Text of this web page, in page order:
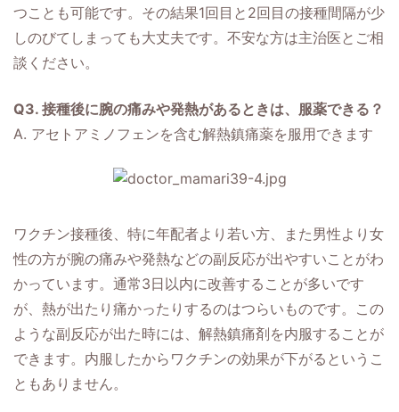
つことも可能です。その結果1回目と2回目の接種間隔が少
しのびてしまっても大丈夫です。不安な方は主治医とご相
談ください。
Q3. 接種後に腕の痛みや発熱があるときは、服薬できる？
A. アセトアミノフェンを含む解熱鎮痛薬を服用できます
ワクチン接種後、特に年配者より若い方、また男性より女
性の方が腕の痛みや発熱などの副反応が出やすいことがわ
かっています。通常3日以内に改善することが多いです
が、熱が出たり痛かったりするのはつらいものです。この
ような副反応が出た時には、解熱鎮痛剤を内服することが
できます。内服したからワクチンの効果が下がるというこ
ともありません。